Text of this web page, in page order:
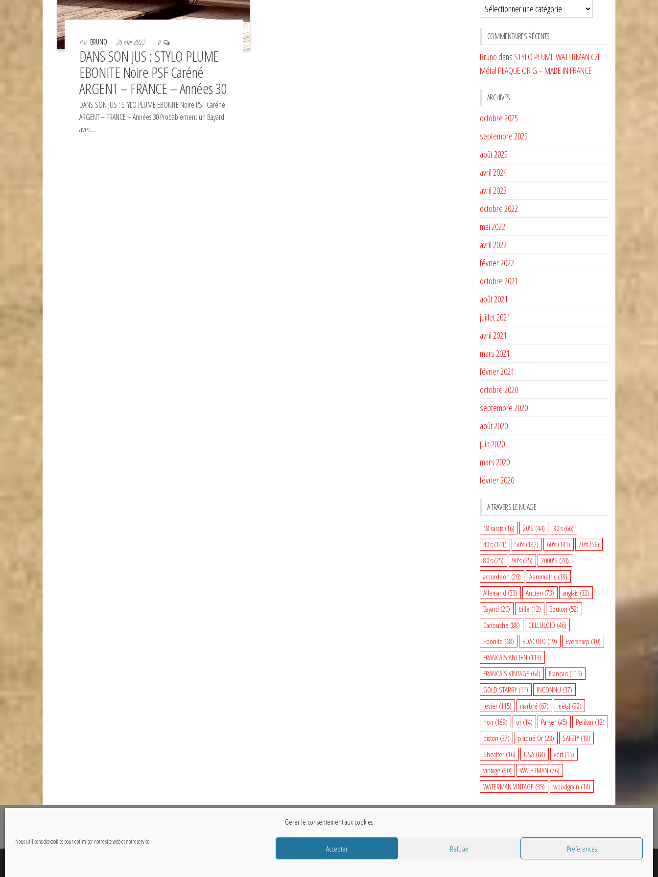
Gérer le consentement aux cookies
Nous utilisons des cookies pour optimiser notre site web et notre service.
Accepter Refuser Préférences
Par BRUNO 26 mai 2022 0
DANS SON JUS : STYLO PLUME
EBONITE Noire PSF Caréné
ARGENT – FRANCE – Années 30
DANS SON JUS : STYLO PLUME EBONITE Noire PSF Caréné
ARGENT – FRANCE – Années 30 Probablement un Bayard
avec…
Sélectionnez
une
CATÉGORIE
COMMENTAIRES RÉCENTS
Bruno dans STYLO PLUME WATERMAN C/F
Métal PLAQUE OR G – MADE IN FRANCE
ARCHIVES
octobre 2025
septembre 2025
août 2025
avril 2024
avril 2023
octobre 2022
mai 2022
avril 2022
février 2022
octobre 2021
août 2021
juillet 2021
avril 2021
mars 2021
février 2021
octobre 2020
septembre 2020
août 2020
juin 2020
mars 2020
février 2020
A TRAVERS LE NUAGE
18 carats(16) 20'S (44) 30's(66)
40's(141) 50's(182) 60's(141) 70's(56)
80's(25) 90's(25) 2000'S (20)
accordeon (20) Aerometric(18)
Allemand (33) Ancien (73) anglais(32)
Bayard (20) bille (12) Bouton (52)
Cartouche (88) CELLULOID (46)
Ebonite (68) EDACOTO (19) Eversharp (10)
FRANCAIS ANCIEN (113)
FRANCAIS VINTAGE (64) Français(115)
GOLD STARRY(11) INCONNU (37)
levier(115) marbré (67) métal (92)
noir(189) or(14) Parker(45) Pelikan (13)
piston (37) plaqué Or(23) SAFETY(18)
Sheaffer(16) USA(68) vert(15)
vintage (80) WATERMAN (76)
WATERMAN VINTAGE (35) woodgrain (14)